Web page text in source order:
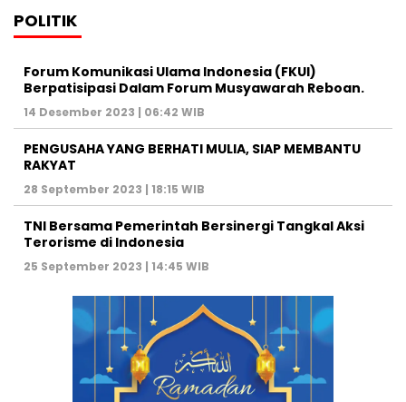
POLITIK
Forum Komunikasi Ulama Indonesia (FKUI)
Berpatisipasi Dalam Forum Musyawarah Reboan.
14 Desember 2023 | 06:42 WIB
PENGUSAHA YANG BERHATI MULIA, SIAP MEMBANTU
RAKYAT
28 September 2023 | 18:15 WIB
TNI Bersama Pemerintah Bersinergi Tangkal Aksi
Terorisme di Indonesia
25 September 2023 | 14:45 WIB